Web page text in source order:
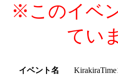
※このイベ
てい
イベント名